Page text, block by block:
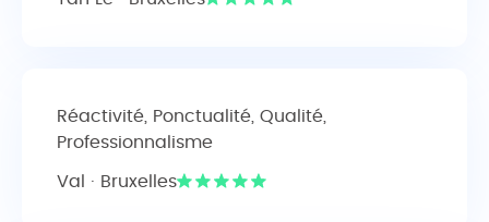
Réactivité, Ponctualité, Qualité,
Professionnalisme
Val · Bruxelles